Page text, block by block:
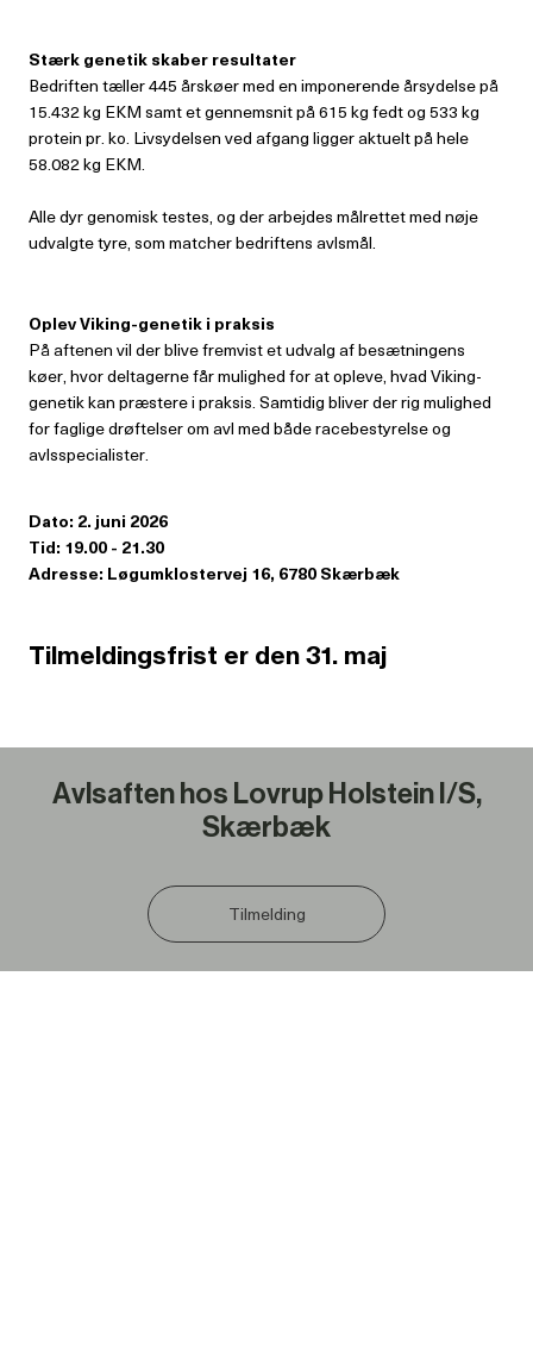
Stærk genetik skaber resultater
Bedriften tæller 445 årskøer med en imponerende årsydelse på
15.432 kg EKM samt et gennemsnit på 615 kg fedt og 533 kg
protein pr. ko. Livsydelsen ved afgang ligger aktuelt på hele
58.082 kg EKM.
Alle dyr genomisk testes, og der arbejdes målrettet med nøje
udvalgte tyre, som matcher bedriftens avlsmål.
Oplev Viking-genetik i praksis
På aftenen vil der blive fremvist et udvalg af besætningens
køer, hvor deltagerne får mulighed for at opleve, hvad Viking-
genetik kan præstere i praksis. Samtidig bliver der rig mulighed
for faglige drøftelser om avl med både racebestyrelse og
avlsspecialister.
Dato: 2. juni 2026
Tid: 19.00 - 21.30
Adresse: Løgumklostervej 16, 6780 Skærbæk
Tilmeldingsfrist er den 31. maj
Avlsaften hos Lovrup Holstein I/S,
Skærbæk
Tilmelding